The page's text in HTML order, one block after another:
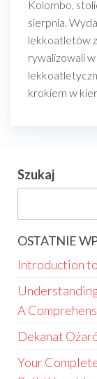
Kolombo,
sierpnia.
lekkoatletów
rywalizowali
krokiem w
Szukaj
OSTATNIE
Introduction
A
Dekanat
Your